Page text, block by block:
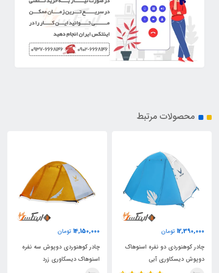
محصولات مرتبط
12,390,000 تومان
چادر کوهنوردی دو نفره اسنوهاک
دوپوش دیسکاوری آبی
14,150,000 تومان
چادر کوهنوردی دوپوش سه نفره
اسنوهاک دیسکاوری زرد